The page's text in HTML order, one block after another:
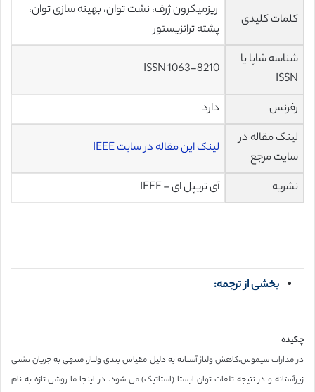
کلمات کلیدی
ریزمیکرون ژرف، نشت توان، بهینه سازی توان،
پشته ترانزیستور
شناسه شاپا یا
ISSN
ISSN 1063-8210
رفرنس
دارد
لینک مقاله در
سایت مرجع
لینک این مقاله در سایت IEEE
نشریه آی تریپل ای – IEEE
بخشی از ترجمه:
چکیده
در مدارات سیموس،کاهش ولتاژ آستانه به دلیل مقیاس بندی ولتاژ، منتهی به جریان نشتی
زیرآستانه و در نتیجه تلفات توان ایستا (استاتیک) می شود. در اینجا ما روشی تازه به نام